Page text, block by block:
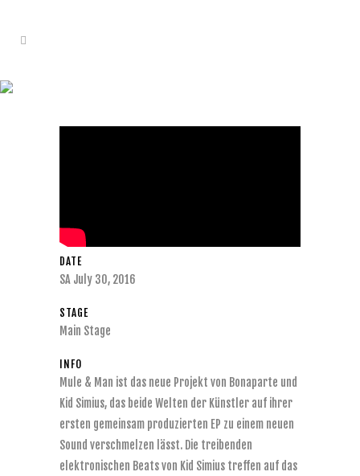
DATE
SA July 30, 2016
STAGE
Main Stage
INFO
Mule & Man ist das neue Projekt von Bonaparte und
Kid Simius, das beide Welten der Künstler auf ihrer
ersten gemeinsam produzierten EP zu einem neuen
Sound verschmelzen lässt. Die treibenden
elektronischen Beats von Kid Simius treffen auf das